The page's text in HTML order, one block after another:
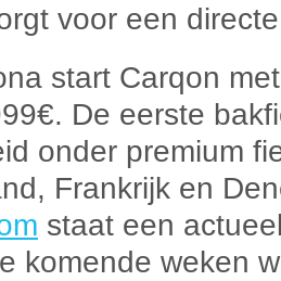
voor een
start Carqon
De eerste
onder premium
Frankrijk en
staat een
komende weken